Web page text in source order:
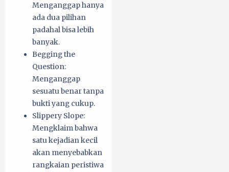
Menganggap hanya
ada dua pilihan
padahal bisa lebih
banyak.
Begging the
Question:
Menganggap
sesuatu benar tanpa
bukti yang cukup.
Slippery Slope:
Mengklaim bahwa
satu kejadian kecil
akan menyebabkan
rangkaian peristiwa